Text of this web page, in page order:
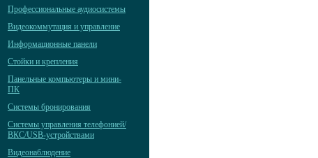
Профессиональные аудиосистемы
Видеокоммутация и управление
Информационные панели
Стойки и крепления
Панельные компьютеры и мини-
ПК
Системы бронирования
Системы управления телефонией/
ВКС/USB-устройствами
Видеонаблюдение